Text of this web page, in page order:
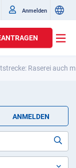
Anmelden
Raserei auch
ANMELDEN